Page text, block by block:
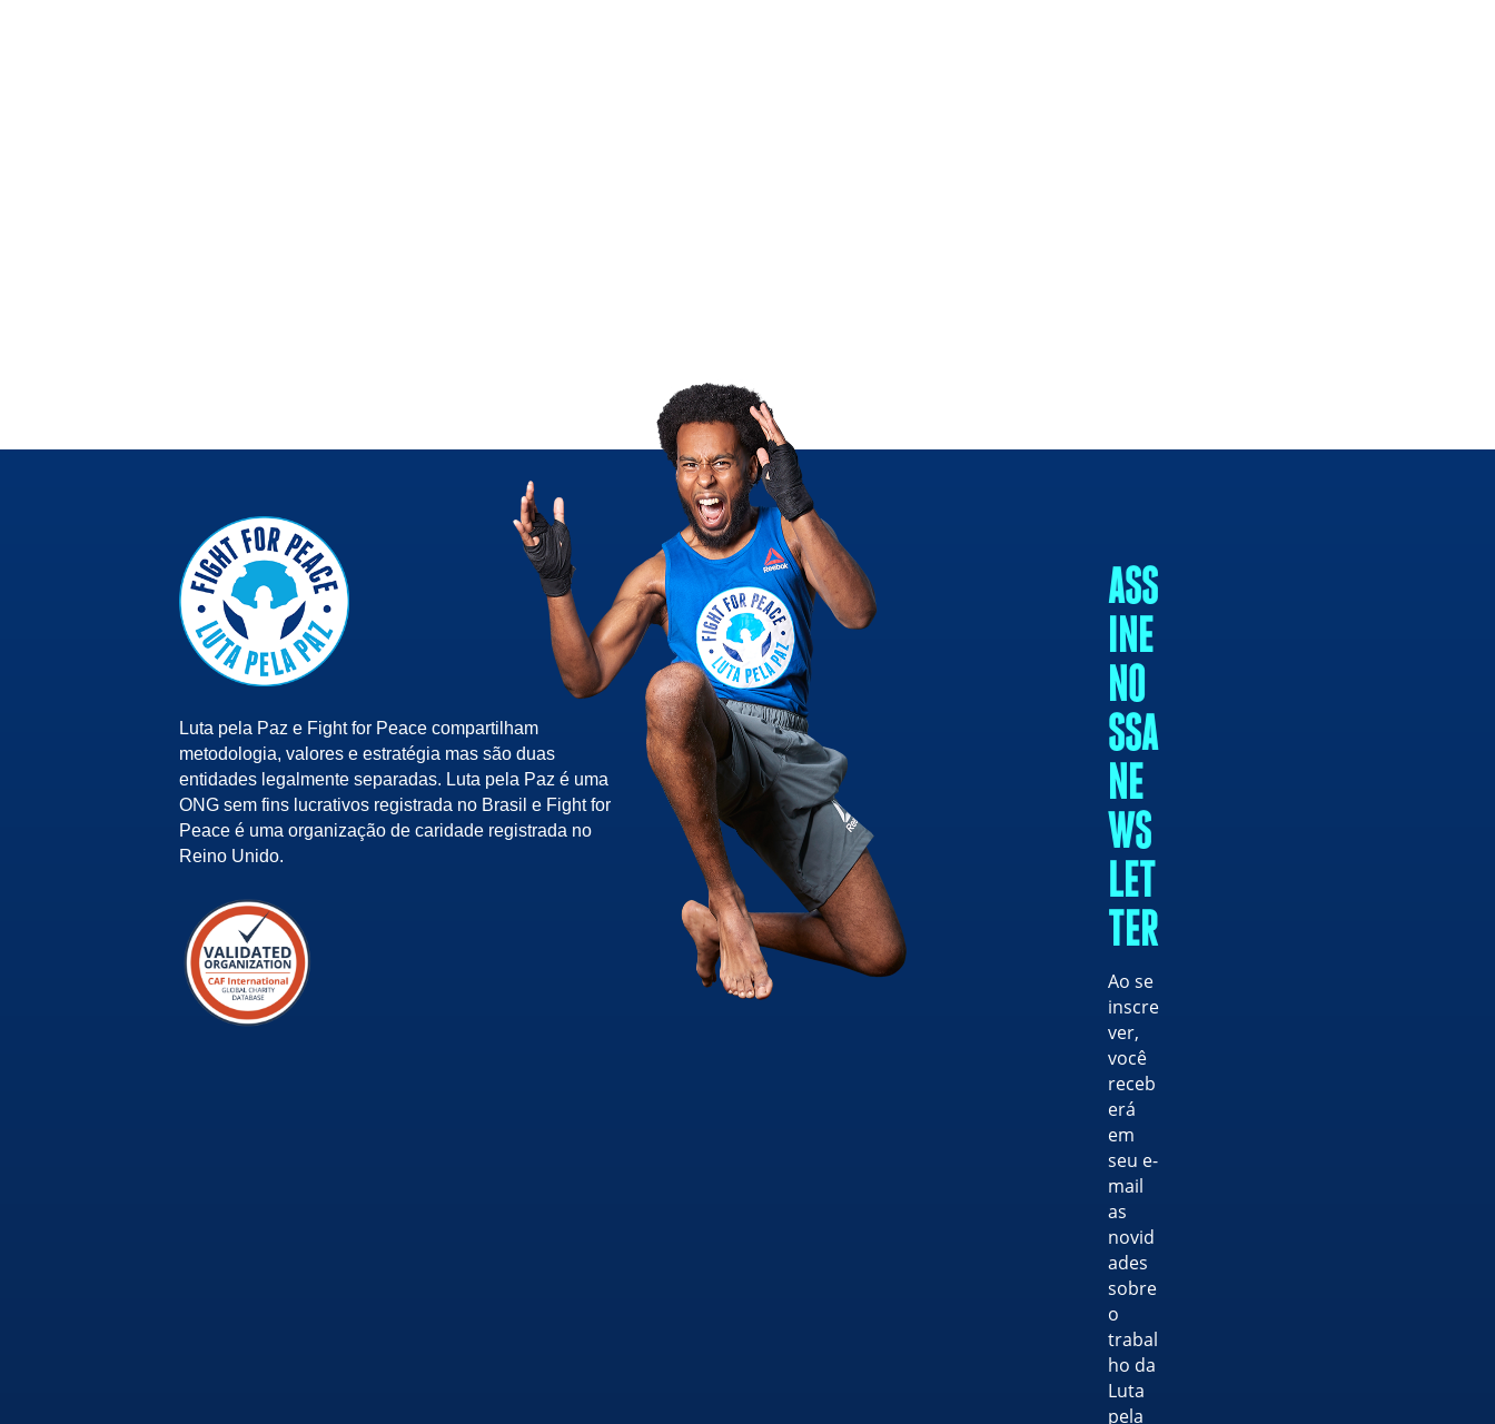
Luta pela Paz e Fight for Peace compartilham
metodologia, valores e estratégia mas são duas
entidades legalmente separadas. Luta pela Paz é uma
ONG sem fins lucrativos registrada no Brasil e Fight for
Peace é uma organização de caridade registrada no
Reino Unido.
ASS
INE
NO
SSA
NE
WS
LET
TER
Ao se
inscre
ver,
você
receb
erá
em
seu e-
mail
as
novid
ades
sobre
o
trabal
ho da
Luta
pela